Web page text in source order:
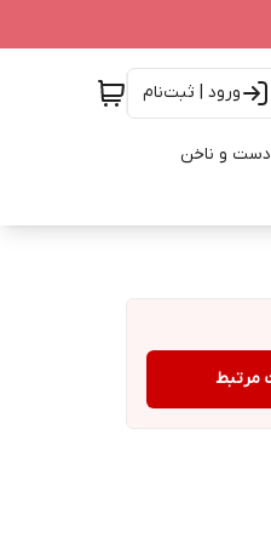
ورود | ثبت‌نام
دست و ناخن
مرتبط